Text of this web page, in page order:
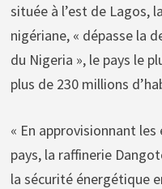
située à l’est de Lagos,
nigériane, « dépasse la
du Nigeria », le pays le
plus de 230 millions
« En approvisionnant
pays, la raffinerie
la sécurité énergétique